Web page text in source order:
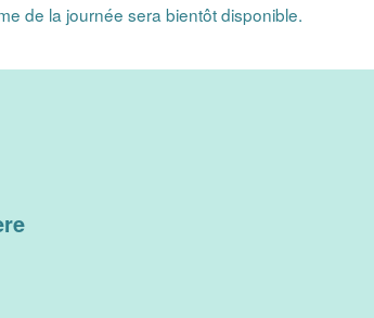
de la journée sera bientôt disponible.